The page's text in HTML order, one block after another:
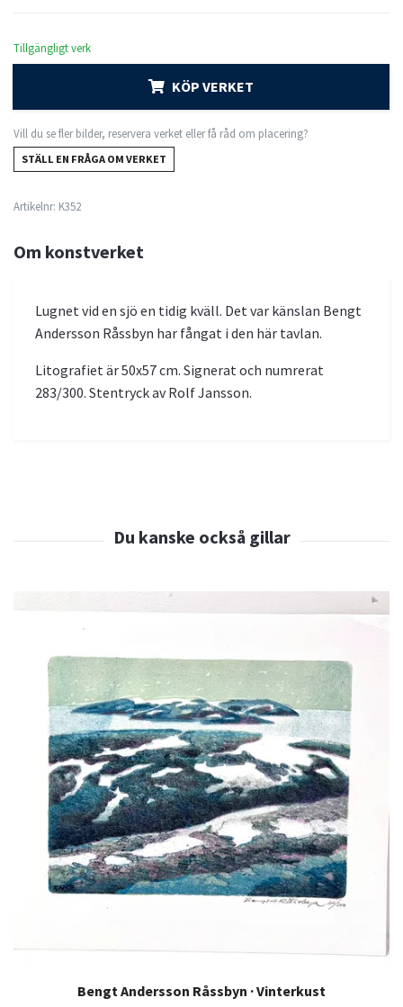
Tillgängligt verk
KÖP VERKET
Vill du se fler bilder, reservera verket eller få råd om placering?
STÄLL EN FRÅGA OM VERKET
Artikelnr: K352
Om konstverket
Lugnet vid en sjö en tidig kväll. Det var känslan Bengt
Andersson Råssbyn har fångat i den här tavlan.
Litografiet är 50x57 cm. Signerat och numrerat
283/300. Stentryck av Rolf Jansson.
Bengt Andersson Råssbyn · Vinterkust